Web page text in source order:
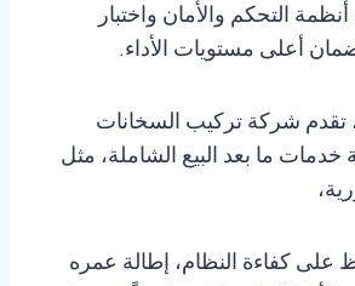
التحكم والأمان واختبار
أعلى مستويات الأداء.
تقدم شركة تركيب السخانات
خدمات ما بعد البيع الشاملة، مثل
على كفاءة النظام، إطالة عمره